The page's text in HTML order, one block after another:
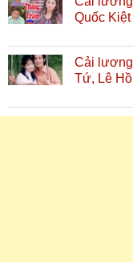
Quốc Kiệt
Cải lương
Tứ, Lê